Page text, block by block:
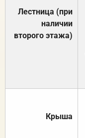
Лестница (при
наличии
второго этажа)
Крыша